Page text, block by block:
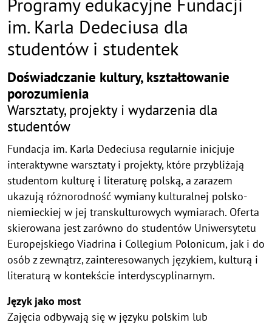
im. Karla Dedeciusa dla
studentów i studentek
Zdjęcie
informacje
Doświadczanie kultury, kształtowanie
porozumienia
Warsztaty, projekty i wydarzenia dla
studentów
Fundacja im. Karla Dedeciusa regularnie inicjuje
interaktywne warsztaty i projekty, które przybliżają
studentom kulturę i literaturę polską, a zarazem
ukazują różnorodność wymiany kulturalnej polsko-
niemieckiej w jej transkulturowych wymiarach. Oferta
skierowana jest zarówno do studentów Uniwersytetu
Europejskiego Viadrina i Collegium Polonicum, jak i do
osób z zewnątrz, zainteresowanych językiem, kulturą i
literaturą w kontekście interdyscyplinarnym.
Język jako most
Zajęcia odbywają się w języku polskim lub